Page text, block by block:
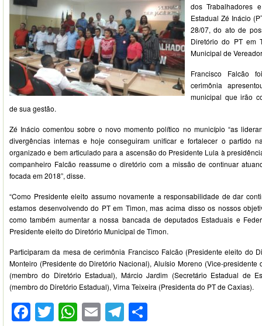
dos Trabalhadores
Estadual Zé Inácio
28/07, do ato de
Diretório do PT em
Municipal de
Francisco Falcão
cerimônia
municipal que irão
de sua gestão.
Zé Inácio comentou sobre o novo momento político no município “as
divergências internas e hoje conseguiram unificar e fortalecer o partido
organizado e bem articulado para a ascensão do Presidente Lula à
companheiro Falcão reassume o diretório com a missão de continuar
focada em 2018”, disse.
“Como Presidente eleito assumo novamente a responsabilidade de dar
estamos desenvolvendo do PT em Timon, mas acima disso os nossos
como também aumentar a nossa bancada de deputados Estaduais e
Presidente eleito do Diretório Municipal de Timon.
Participaram da mesa de cerimônia Francisco Falcão (Presidente eleito do
Monteiro (Presidente do Diretório Nacional), Aluísio Moreno (Vice-presidente
(membro do Diretório Estadual), Márcio Jardim (Secretário Estadual de
(membro do Diretório Estadual), Virna Teixeira (Presidenta do PT de Caxias).
Facebook
Twitter
WhatsApp
EmailTelegram